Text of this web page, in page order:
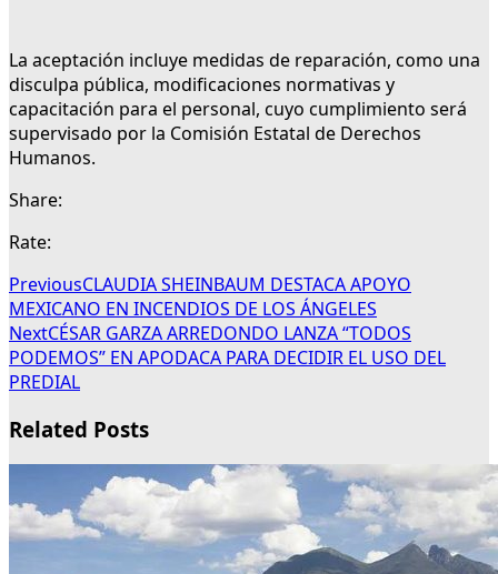
La aceptación incluye medidas de reparación, como una
disculpa pública, modificaciones normativas y
capacitación para el personal, cuyo cumplimiento será
supervisado por la Comisión Estatal de Derechos
Humanos.
Share:
Rate:
PreviousCLAUDIA SHEINBAUM DESTACA APOYO
MEXICANO EN INCENDIOS DE LOS ÁNGELES
NextCÉSAR GARZA ARREDONDO LANZA “TODOS
PODEMOS” EN APODACA PARA DECIDIR EL USO DEL
PREDIAL
Related Posts